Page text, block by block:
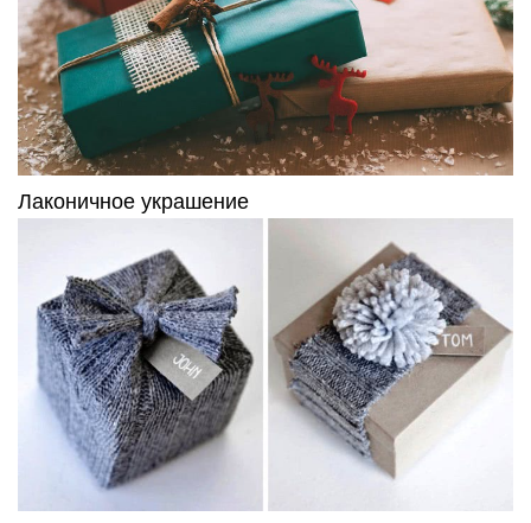
Лаконичное украшение